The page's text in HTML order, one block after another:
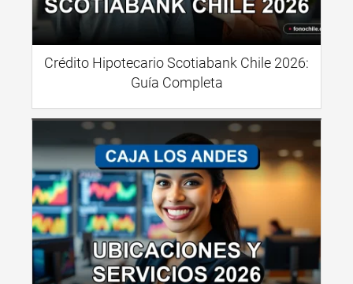
Crédito Hipotecario Scotiabank Chile 2026:
Guía Completa